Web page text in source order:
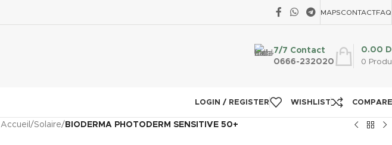
MAPSCONTACTFAQ
7/7 Contact
0666-232020
0
0.00
LOGIN / REGISTER WISHLIST
Accueil /Solaire/ BIODERMA PHOTODERM SENSITIVE 50+